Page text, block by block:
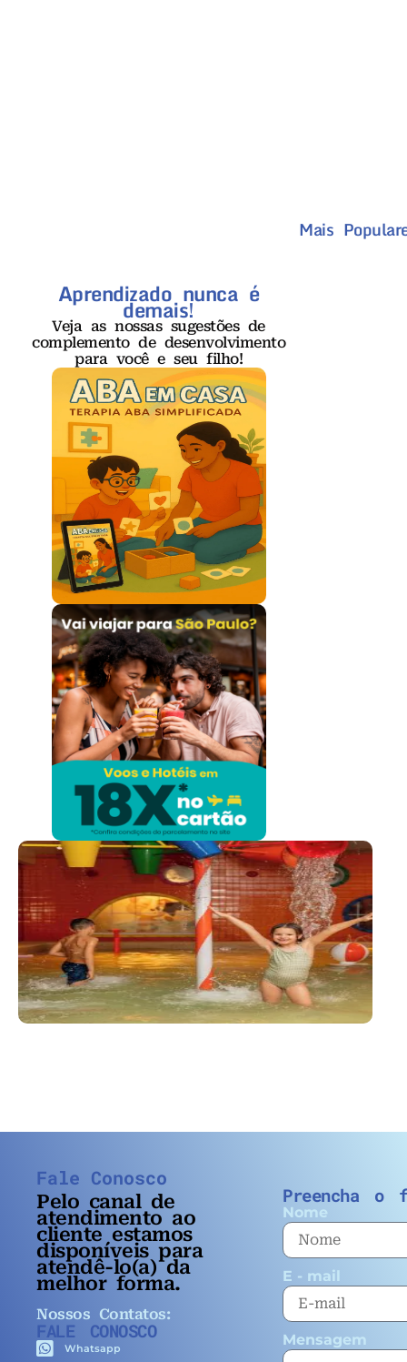
Aprendizado nunca é
demais!
Veja as nossas sugestões de
complemento de desenvolvimento
para você e seu filho!
Mais
Fale Conosco
Pelo canal de
atendimento ao
cliente estamos
disponíveis para
atendê-lo(a) da
melhor forma.
Nossos Contatos:
FALE CONOSCO
Whatsapp
Preencha o
Nome
E - mail
Mensagem